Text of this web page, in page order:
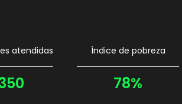
atendidas Índice de pobreza
78%